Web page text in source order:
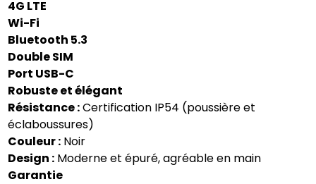
4G LTE
Wi-Fi
Bluetooth 5.3
Double SIM
Port USB-C
Robuste et élégant
Résistance :Certification IP54 (poussière et
éclaboussures)
Couleur : Noir
Design : Moderne et épuré, agréable en main
Garantie